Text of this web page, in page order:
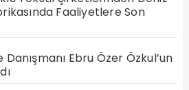
Faaliyetlere Son
Danışmanı Ebru Özer Özkul’un